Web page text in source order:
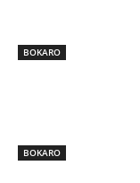
BOKARO
BOKARO